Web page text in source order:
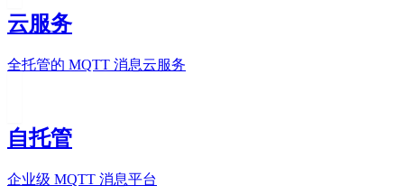
云服务
全托管的 MQTT 消息云服务
自托管
企业级 MQTT 消息平台